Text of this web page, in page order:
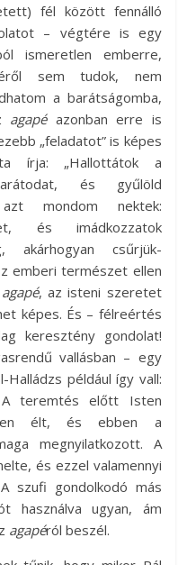
fél között fennálló
– végtére is egy
ismeretlen emberre,
sem tudok, nem
a barátságomba,
agapéazonban erre is
„feladatot” is képes
írja: „Hallottátok a
és gyűlöld
mondom nektek:
és imádkozzatok
akárhogyan csűrjük-
emberi természet ellen
agapé, az isteni szeretet
képes. És – félreértés
keresztény gondolat!
vallásban – egy
Halládzs például így vall:
teremtés előtt Isten
élt, és ebben a
megnyilatkozott. A
és ezzel valamennyi
A szufi gondolkodó más
használva ugyan, ám
agapéról beszél.